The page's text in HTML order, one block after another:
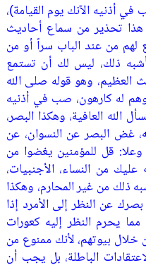
أذنيه الآنك يوم القيامة)،
هذا تحذير من سماع أحاديث
من عند الباب سراً أو من
ذلك، ليس لك أن تستمع
العظيم، وهو قوله صلى الله
له كارهون، صب في أذنيه
الله العافية، وهكذا البصر،
غض البصر عن النسوان، عن
وعلا: قل للمؤمنين يغضوا من
من النساء، الأجنبيات،
ذلك من غير المحارم، وهكذا
عن النظر إلى الأمرد إذا
يحرم النظر إليه كعورات
بيوتهم، لأنك ممنوع من
الباطلة، بل يجب أن